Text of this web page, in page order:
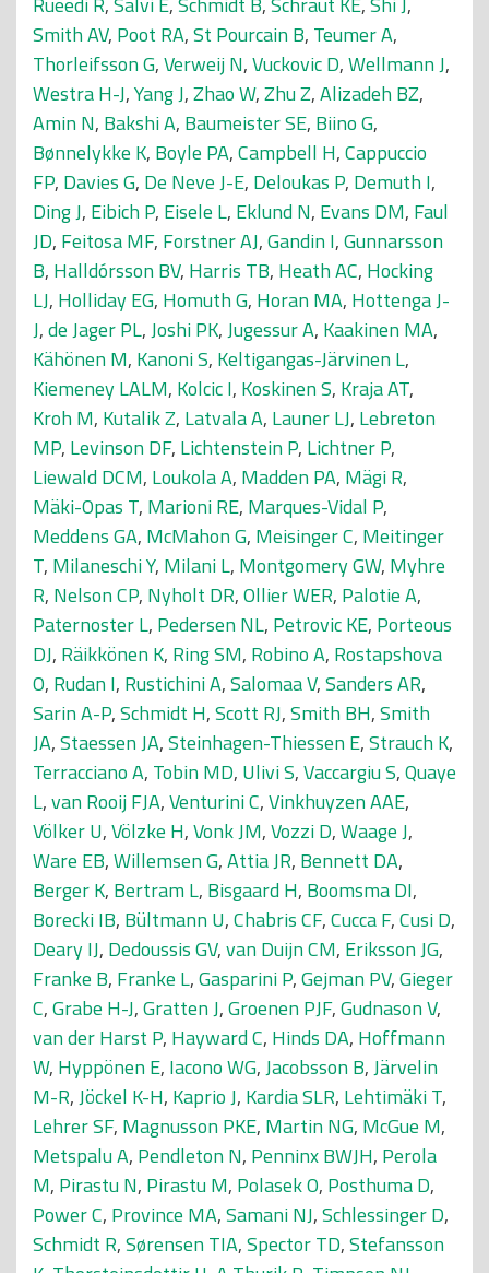
Smith AV, Poot RA,St Pourcain B, Teumer A,
Thorleifsson G,Verweij N,Vuckovic D,Wellmann J,
Westra H-J,Yang J,Zhao W,Zhu Z,Alizadeh BZ,
Amin N, Bakshi A, Baumeister SE, Biino G,
Bønnelykke K, Boyle PA,Campbell H,Cappuccio
FP, Davies G, De Neve J-E, Deloukas P, Demuth I,
Ding J, Eibich P, Eisele L, Eklund N, Evans DM, Faul
JD, Feitosa MF, Forstner AJ,Gandin I,Gunnarsson
B, Halldórsson BV, Harris TB, Heath AC, Hocking
LJ, Holliday EG, Homuth G, Horan MA, Hottenga J-
J,de Jager PL,Joshi PK,Jugessur A, Kaakinen MA,
Kähönen M, Kanoni S, Keltigangas-Järvinen L,
Kiemeney LALM, Kolcic I, Koskinen S, Kraja AT,
Kroh M, Kutalik Z, Latvala A, Launer LJ, Lebreton
MP, Levinson DF, Lichtenstein P, Lichtner P,
Liewald DCM, Loukola A, Madden PA, Mägi R,
Mäki-Opas T, Marioni RE, Marques-Vidal P,
Meddens GA, McMahon G, Meisinger C, Meitinger
T, Milaneschi Y, Milani L, Montgomery GW, Myhre
R, Nelson CP, Nyholt DR,Ollier WER, Palotie A,
Paternoster L, Pedersen NL, Petrovic KE, Porteous
DJ, Räikkönen K, Ring SM, Robino A, Rostapshova
O, Rudan I, Rustichini A,Salomaa V,Sanders AR,
Sarin A-P,Schmidt H,Scott RJ,Smith BH,Smith
JA,Staessen JA,Steinhagen-Thiessen E,Strauch K,
Terracciano A, Tobin MD, Ulivi S,Vaccargiu S,Quaye
L,van Rooij FJA,Venturini C,Vinkhuyzen AAE,
Völker U,Völzke H,Vonk JM,Vozzi D,Waage J,
Ware EB,Willemsen G,Attia JR, Bennett DA,
Berger K, Bertram L, Bisgaard H, Boomsma DI,
Borecki IB, Bültmann U,Chabris CF,Cucca F,Cusi D,
Deary IJ, Dedoussis GV,van Duijn CM, Eriksson JG,
Franke B, Franke L,Gasparini P,Gejman PV,Gieger
C,Grabe H-J,Gratten J,Groenen PJF,Gudnason V,
van der Harst P, Hayward C, Hinds DA, Hoffmann
W, Hyppönen E, Iacono WG,Jacobsson B,Järvelin
M-R,Jöckel K-H, Kaprio J, Kardia SLR, Lehtimäki T,
Lehrer SF, Magnusson PKE, Martin NG, McGue M,
Metspalu A, Pendleton N, Penninx BWJH, Perola
M, Pirastu N, Pirastu M, Polasek O, Posthuma D,
Power C, Province MA,Samani NJ,Schlessinger D,
Schmidt R,Sørensen TIA,Spector TD,Stefansson